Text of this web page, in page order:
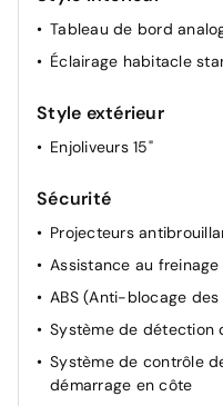
Lève-vitres AR manuels
Airbag passager
Tableau de bord
Éclairage habitacle
Style extérieur
Enjoliveurs 15"
Sécurité
Projecteurs
Assistance au freinage
ABS (Anti-blocage des
Système de détection
Système de contrôle
démarrage en côte